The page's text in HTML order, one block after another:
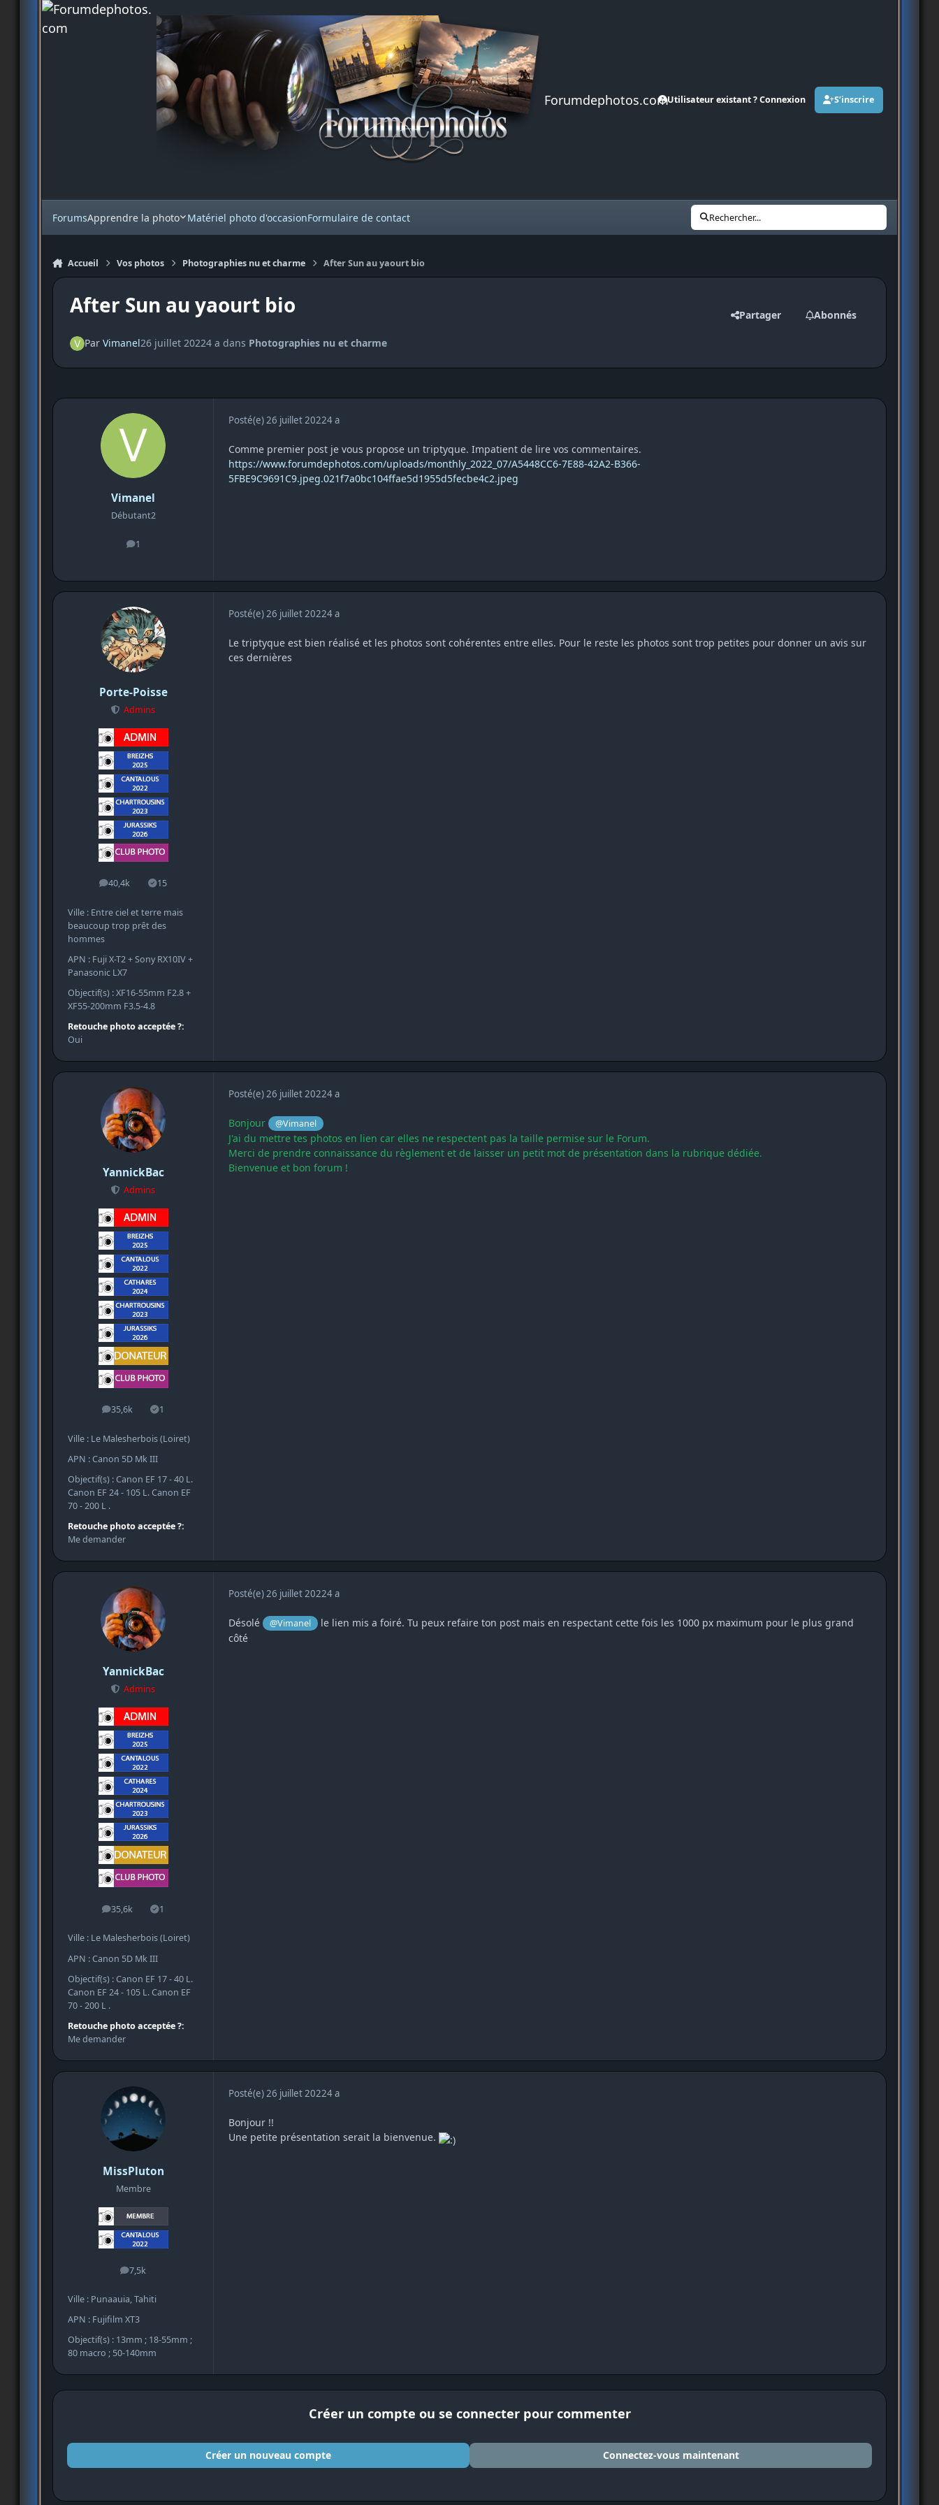
Aller au contenu
Forumdephotos.comUtilisateur existant ? Connexion S’inscrire
ForumsApprendre la photo Matériel photo d'occasionFormulaire de contact Rechercher...
Accueil Vos photos Photographies nu et charme After Sun au yaourt bio
After Sun au yaourt bio Partager Abonnés
Par Vimanel26 juillet 20224 a dans Photographies nu et charme
Vimanel
Débutant2
1
messages
Posté(e)26 juillet 20224 a
Comme premier post je vous propose un triptyque. Impatient de lire vos commentaires.
https://www.forumdephotos.com/uploads/monthly_2022_07/A5448CC6-7E88-42A2-B366-
5FBE9C9691C9.jpeg.021f7a0bc104ffae5d1955d5fecbe4c2.jpeg
Porte-Poisse
Admins
40,4k
messages15
Solutions
Ville : Entre ciel et terre mais
beaucoup trop prêt des
hommes
APN : Fuji X-T2 + Sony RX10IV +
Panasonic LX7
Objectif(s) : XF16-55mm F2.8 +
XF55-200mm F3.5-4.8
Retouche photo acceptée ?:
Oui
Posté(e)26 juillet 20224 a
Le triptyque est bien réalisé et les photos sont cohérentes entre elles. Pour le reste les photos sont trop petites pour donner un avis sur
ces dernières
YannickBac
Admins
35,6k
messages 1
Solutions
Ville : Le Malesherbois (Loiret)
APN : Canon 5D Mk III
Objectif(s) : Canon EF 17 - 40 L.
Canon EF 24 - 105 L. Canon EF
70 - 200 L .
Retouche photo acceptée ?:
Me demander
Posté(e)26 juillet 20224 a
Bonjour @Vimanel
J'ai du mettre tes photos en lien car elles ne respectent pas la taille permise sur le Forum.
Merci de prendre connaissance du règlement et de laisser un petit mot de présentation dans la rubrique dédiée.
Bienvenue et bon forum !
YannickBac
Admins
35,6k
messages 1
Solutions
Ville : Le Malesherbois (Loiret)
APN : Canon 5D Mk III
Objectif(s) : Canon EF 17 - 40 L.
Canon EF 24 - 105 L. Canon EF
70 - 200 L .
Retouche photo acceptée ?:
Me demander
Posté(e)26 juillet 20224 a
Désolé @Vimanel
le lien mis a foiré. Tu peux refaire ton post mais en respectant cette fois les 1000 px maximum pour le plus grand
côté
MissPluton
Membre
7,5k
messages
Ville : Punaauia, Tahiti
APN : Fujifilm XT3
Objectif(s) : 13mm ; 18-55mm ;
80 macro ; 50-140mm
Posté(e)26 juillet 20224 a
Bonjour !!
Une petite présentation serait la bienvenue.
Créer un compte ou se connecter pour commenter
Créer un nouveau compte Connectez-vous maintenant